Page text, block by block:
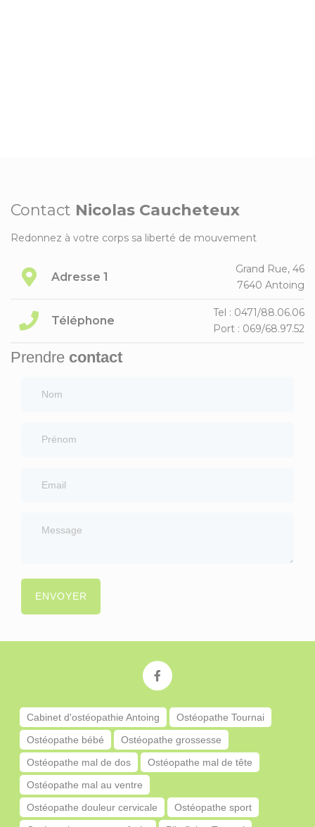
Contact Nicolas Caucheteux
Redonnez à votre corps sa liberté de mouvement
Adresse 1
Grand Rue, 46
7640 Antoing
Téléphone
Tel : 0471/88.06.06
Port : 069/68.97.52
Prendre contact
ENVOYER
Cabinet d'ostéopathie Antoing
Ostéopathe Tournai
Ostéopathe bébé
Ostéopathe grossesse
Ostéopathe mal de dos
Ostéopathe mal de tête
Ostéopathe mal au ventre
Ostéopathe douleur cervicale
Ostéopathe sport